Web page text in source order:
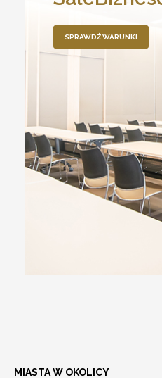
SPRAWDŹ WARUNKI
MIASTA W OKOLICY